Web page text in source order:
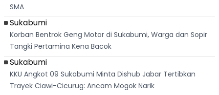
SMA
Sukabumi
Korban Bentrok Geng Motor di Sukabumi, Warga dan Sopir
Tangki Pertamina Kena Bacok
Sukabumi
KKU Angkot 09 Sukabumi Minta Dishub Jabar Tertibkan
Trayek Ciawi-Cicurug: Ancam Mogok Narik